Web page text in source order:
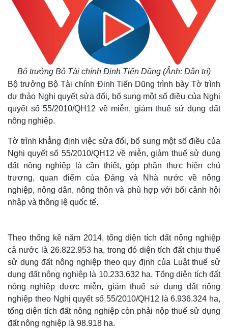
Bộ trưởng Bộ Tài chính Đinh Tiến Dũng (Ảnh: Dân trí)
Bộ trưởng Bộ Tài chính Đinh Tiến Dũng trình bày Tờ trình
dự thảo Nghị quyết sửa đổi, bổ sung một số điều của Nghị
quyết số 55/2010/QH12 về miễn, giảm thuế sử dụng đất
nông nghiệp.
Tờ trình khẳng định việc sửa đổi, bổ sung một số điều của
Nghị quyết số 55/2010/QH12 về miễn, giảm thuế sử dụng
đất nông nghiệp là cần thiết, góp phần thực hiện chủ
trương, quan điểm của Đảng và Nhà nước về nông
nghiệp, nông dân, nông thôn và phù hợp với bối cảnh hội
nhập và thông lệ quốc tế.
Theo thống kê năm 2014, tổng diện tích đất nông nghiệp
cả nước là 26.822.953 ha, trong đó diện tích đất chịu thuế
sử dụng đất nông nghiệp theo quy định của Luật thuế sử
dụng đất nông nghiệp là 10.233.632 ha. Tổng diện tích đất
nông nghiệp được miễn, giảm thuế sử dụng đất nông
nghiệp theo Nghị quyết số 55/2010/QH12 là 6.936.324 ha,
tổng diện tích đất nông nghiệp còn phải nộp thuế sử dụng
đất nông nghiệp là 98.918 ha.